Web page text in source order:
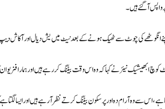
آگئے ہیں۔
انگوٹھے کی چوٹ سے ٹھیک ہونے کے بعد نیٹ میں یش دیال اور آکاش
ابھیشیک نیئر نے کہا کہ وہ اس وقت بیٹنگ کر رہے ہیں اور ہمارا فزیو
اس سے وہ آرام دہ اور پرسکون بیٹنگ کرتے نظر آ رہے ہیں اور ایسا لگتا